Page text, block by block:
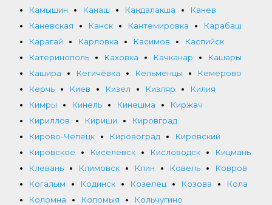
Камышин
Канаш Кандалакша
Канев
Каневская
Канск Кантемировка
Карабаш
Карагай
Карловка Касимов
Каспийск
Катеринополь
Каховка Качканар
Кашары
Кашира
Кегичёвка Кельменцы
Кемерово
Керчь
Киев Кизел Кизляр
Килия
Кимры
Кинель Кинешма
Киржач
Кириллов
Кириши
Кировград
Кирово-Чепецк
Кировоград
Кировский
Кировское
Киселевск Кисловодск
Кицмань
Клевань
Климовск Клин Ковель
Ковров
Когалым
Кодинск Козелец Козова
Кола
Коломна
Коломыя
Кольчугино